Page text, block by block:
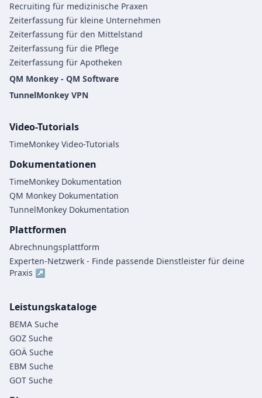
Recruiting für medizinische Praxen
Zeiterfassung für kleine Unternehmen
Zeiterfassung für den Mittelstand
Zeiterfassung für die Pflege
Zeiterfassung für Apotheken
QM Monkey - QM Software
TunnelMonkey VPN
Video-Tutorials
TimeMonkey Video-Tutorials
Dokumentationen
TimeMonkey Dokumentation
QM Monkey Dokumentation
TunnelMonkey Dokumentation
Plattformen
Abrechnungsplattform
Experten-Netzwerk - Finde passende Dienstleister für deine
Praxis ↗
Leistungskataloge
BEMA Suche
GOZ Suche
GOÄ Suche
EBM Suche
GOT Suche